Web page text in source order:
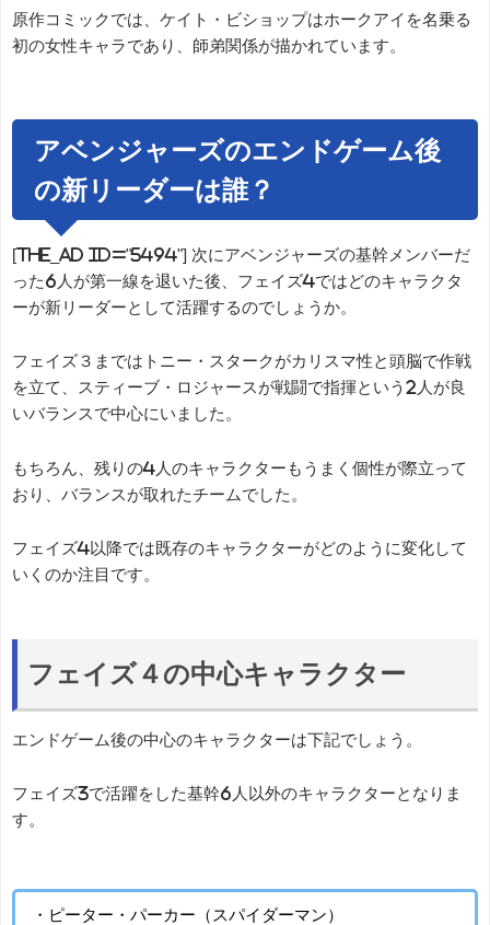
原作コミックでは、ケイト・ビショップはホークアイを名乗る
初の女性キャラであり、師弟関係が描かれています。
アベンジャーズのエンドゲーム後
の新リーダーは誰？
[the_ad id="5494"] 次にアベンジャーズの基幹メンバーだ
った6人が第一線を退いた後、フェイズ4ではどのキャラクタ
ーが新リーダーとして活躍するのでしょうか。
フェイズ３まではトニー・スタークがカリスマ性と頭脳で作戦
を立て、スティーブ・ロジャースが戦闘で指揮という2人が良
いバランスで中心にいました。
もちろん、残りの4人のキャラクターもうまく個性が際立って
おり、バランスが取れたチームでした。
フェイズ4以降では既存のキャラクターがどのように変化して
いくのか注目です。
フェイズ４の中心キャラクター
エンドゲーム後の中心のキャラクターは下記でしょう。
フェイズ3で活躍をした基幹6人以外のキャラクターとなりま
す。
・ピーター・パーカー（スパイダーマン）